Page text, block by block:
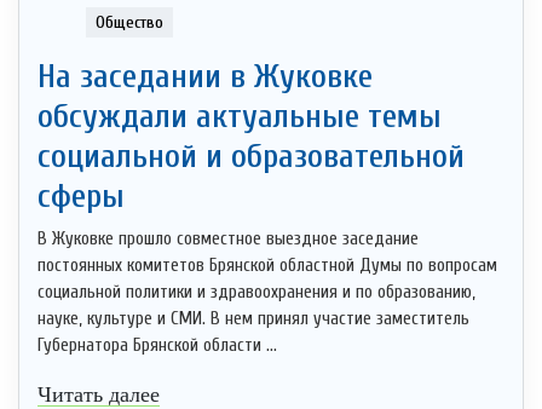
Общество
На заседании в Жуковке
обсуждали актуальные темы
социальной и образовательной
сферы
В Жуковке прошло совместное выездное заседание
постоянных комитетов Брянской областной Думы по вопросам
социальной политики и здравоохранения и по образованию,
науке, культуре и СМИ. В нем принял участие заместитель
Губернатора Брянской области ...
Читать далее